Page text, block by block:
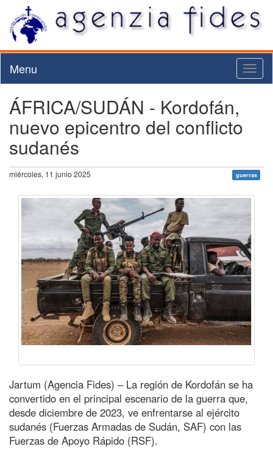
Menu
ÁFRICA/SUDÁN - Kordofán,
nuevo epicentro del conflicto
sudanés
miércoles, 11 junio 2025 guerras
Jartum (Agencia Fides) – La región de Kordofán se ha
convertido en el principal escenario de la guerra que,
desde diciembre de 2023, ve enfrentarse al ejército
sudanés (Fuerzas Armadas de Sudán, SAF) con las
Fuerzas de Apoyo Rápido (RSF).